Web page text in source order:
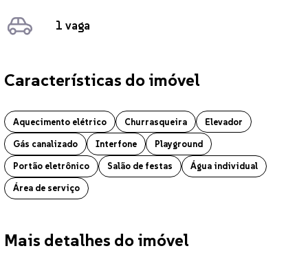
1 vaga
Apartamento localizado no bairro Esplanada em Chapecó. O imóvel
Características do imóvel
Aquecimento elétrico Churrasqueira
Elevador
Gás canalizado
Interfone
Playground
Portão eletrônico
Salão de festas
Água individual
Área de serviço
Mais detalhes do imóvel